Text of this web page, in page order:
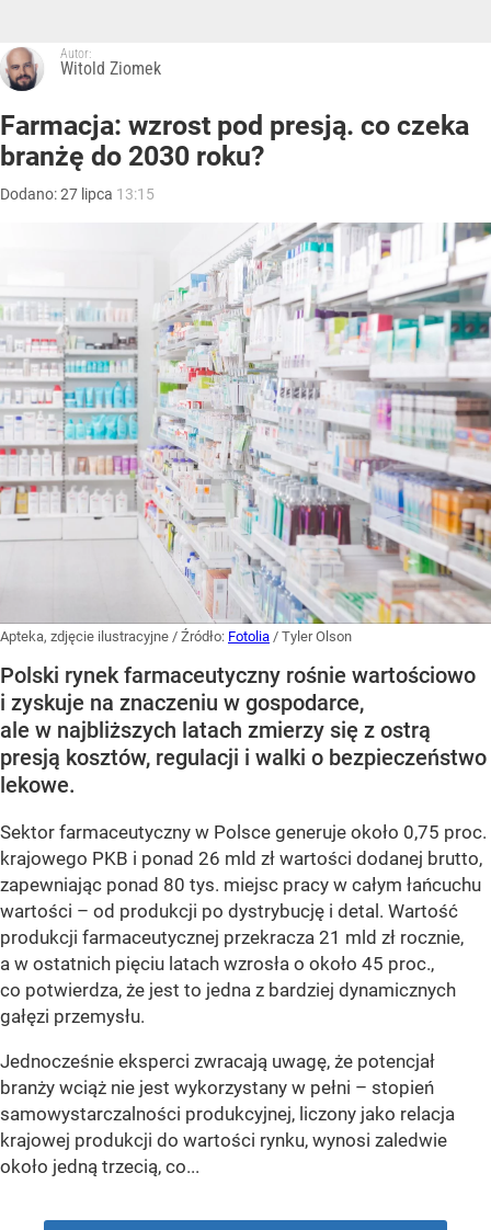
Autor:
Witold Ziomek
Farmacja: wzrost pod presją. co czeka
branżę do 2030 roku?
Dodano:27 lipca 13:15
Apteka, zdjęcie ilustracyjne / Źródło: Fotolia / Tyler Olson
Polski rynek farmaceutyczny rośnie wartościowo
i zyskuje na znaczeniu w gospodarce,
ale w najbliższych latach zmierzy się z ostrą
presją kosztów, regulacji i walki o bezpieczeństwo
lekowe.
Sektor farmaceutyczny w Polsce generuje około 0,75 proc.
krajowego PKB i ponad 26 mld zł wartości dodanej brutto,
zapewniając ponad 80 tys. miejsc pracy w całym łańcuchu
wartości – od produkcji po dystrybucję i detal. Wartość
produkcji farmaceutycznej przekracza 21 mld zł rocznie,
a w ostatnich pięciu latach wzrosła o około 45 proc.,
co potwierdza, że jest to jedna z bardziej dynamicznych
gałęzi przemysłu.
Jednocześnie eksperci zwracają uwagę, że potencjał
branży wciąż nie jest wykorzystany w pełni – stopień
samowystarczalności produkcyjnej, liczony jako relacja
krajowej produkcji do wartości rynku, wynosi zaledwie
około jedną trzecią, co...